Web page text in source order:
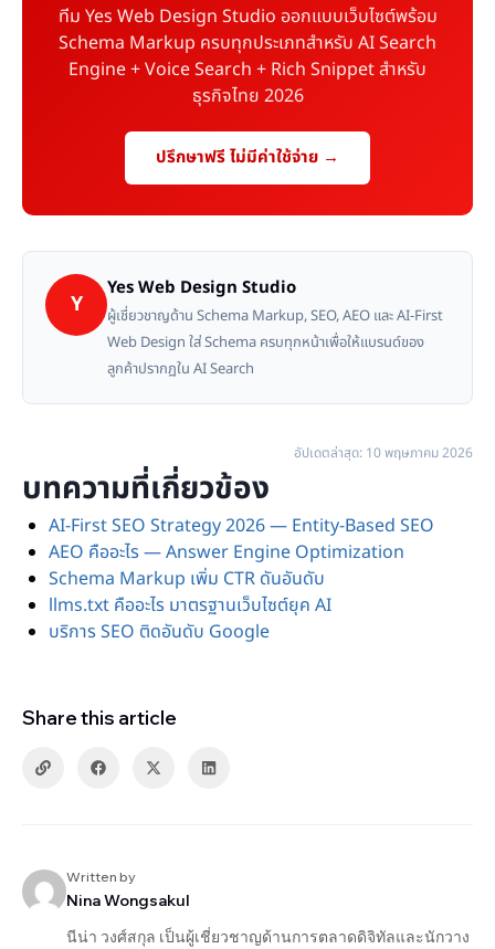
ทีม Yes Web Design Studio ออกแบบเว็บไซต์พร้อม
Schema Markup ครบทุกประเภทสำหรับ AI Search
Engine + Voice Search + Rich Snippet สำหรับ
ธุรกิจไทย 2026
ปรึกษาฟรี ไม่มีค่าใช้จ่าย →
Y
Yes Web Design Studio
ผู้เชี่ยวชาญด้าน Schema Markup, SEO, AEO และ AI-First
Web Design ใส่ Schema ครบทุกหน้าเพื่อให้แบรนด์ของ
ลูกค้าปรากฏใน AI Search
อัปเดตล่าสุด: 10 พฤษภาคม 2026
บทความที่เกี่ยวข้อง
AI-First SEO Strategy 2026 — Entity-Based SEO
AEO คืออะไร — Answer Engine Optimization
Schema Markup เพิ่ม CTR ดันอันดับ
llms.txt คืออะไร มาตรฐานเว็บไซต์ยุค AI
บริการ SEO ติดอันดับ Google
Share this article
Written by
Nina Wongsakul
นีน่า วงศ์สกุล เป็นผู้เชี่ยวชาญด้านการตลาดดิจิทัลและนักวาง